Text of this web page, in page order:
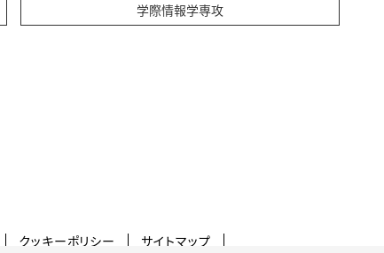
学際情報学専攻
クッキーポリシー サイトマップ